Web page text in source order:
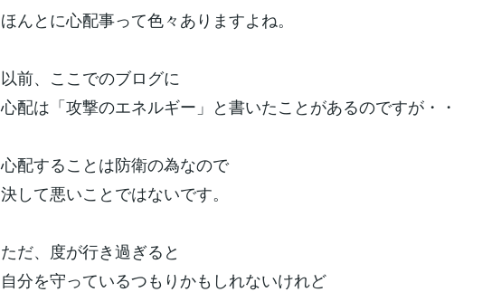
ほんとに心配事って色々ありますよね。
以前、ここでのブログに
心配は「攻撃のエネルギー」と書いたことがあるのですが・・
心配することは防衛の為なので
決して悪いことではないです。
ただ、度が行き過ぎると
自分を守っているつもりかもしれないけれど